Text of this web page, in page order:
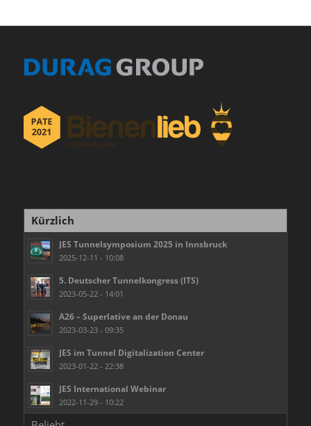
Kürzlich
JES Tunnelsymposium 2025 in Innsbruck
2025-12-11 - 10:08
5. Deutscher Tunnelkongress (ITS)
2023-05-22 - 14:01
A26 – Superlative an der Donau
2023-03-23 - 09:35
JES im Tunnel Digitalization Center
2023-01-22 - 22:38
JES International Webinar
2022-11-29 - 10:22